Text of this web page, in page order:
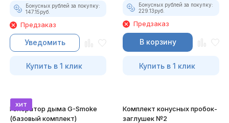
Бонусных рублей за покупку:
147.15руб.
Предзаказ
Уведомить
Купить в 1 клик
Бонусных рублей за покупку:
229.13руб.
Предзаказ
В корзину
Купить в 1 клик
хит
Генератор дыма G-Smoke
(базовый комплект)
Комплект конусных пробок-
заглушек №2